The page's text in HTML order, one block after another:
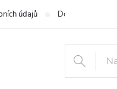
údajů Dodací a